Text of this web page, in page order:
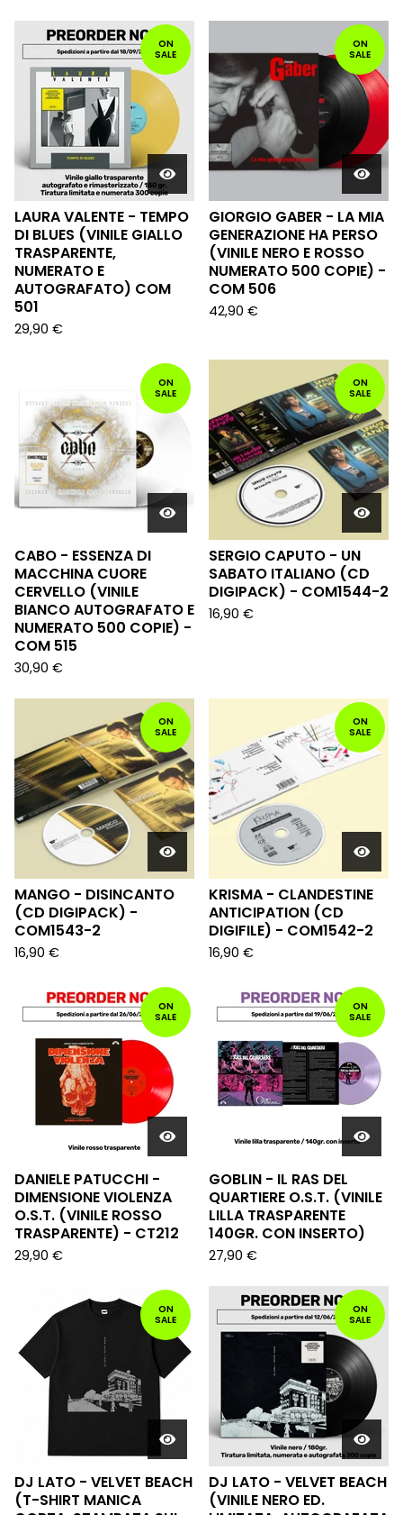
ON
SALE
LAURA VALENTE - TEMPO
DI BLUES (VINILE GIALLO
TRASPARENTE,
NUMERATO E
AUTOGRAFATO) COM
501
29,90 €
ON
SALE
GIORGIO GABER - LA MIA
GENERAZIONE HA PERSO
(VINILE NERO E ROSSO
NUMERATO 500 COPIE) -
COM 506
42,90 €
ON
SALE
CABO - ESSENZA DI
MACCHINA CUORE
CERVELLO (VINILE
BIANCO AUTOGRAFATO E
NUMERATO 500 COPIE) -
COM 515
30,90 €
ON
SALE
SERGIO CAPUTO - UN
SABATO ITALIANO (CD
DIGIPACK) - COM1544-2
16,90 €
ON
SALE
MANGO - DISINCANTO
(CD DIGIPACK) -
COM1543-2
16,90 €
ON
SALE
KRISMA - CLANDESTINE
ANTICIPATION (CD
DIGIFILE) - COM1542-2
16,90 €
ON
SALE
DANIELE PATUCCHI -
DIMENSIONE VIOLENZA
O.S.T. (VINILE ROSSO
TRASPARENTE) - CT212
29,90 €
ON
SALE
GOBLIN - IL RAS DEL
QUARTIERE O.S.T. (VINILE
LILLA TRASPARENTE
140GR. CON INSERTO)
27,90 €
ON
SALE
DJ LATO - VELVET BEACH
(T-SHIRT MANICA
ON
SALE
DJ LATO - VELVET BEACH
(VINILE NERO ED.